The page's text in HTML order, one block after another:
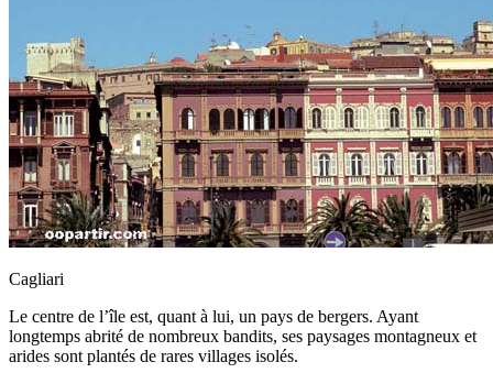
Cagliari
Le centre de l’île est, quant à lui, un pays de bergers. Ayant
longtemps abrité de nombreux bandits, ses paysages montagneux et
arides sont plantés de rares villages isolés.